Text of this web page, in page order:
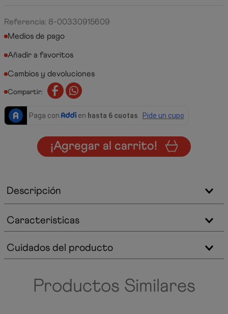
Referencia: 8-00330915609
Medios de pago
Cambios y devoluciones
Compartir:
¡Agregar al carrito!
Descripción
Caracteristicas
Cuidados del producto
Productos Similares